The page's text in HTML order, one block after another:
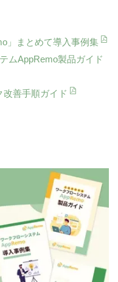
」まとめて導入事例集
ムAppRemo製品ガイド
改善手順ガイド